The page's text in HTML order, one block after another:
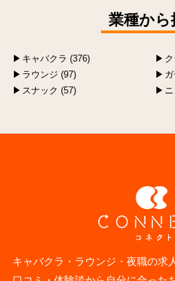
業種から
キャバクラ (376)
ラウンジ (97)
スナック (57)
キャバクラ・ラウンジ・夜職の求